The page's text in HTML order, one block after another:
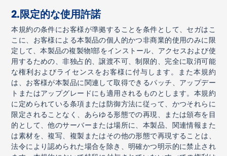
2.限定的な使用許諾
本規約の条件にお客様が準拠することを条件として、セガはこ
こに、お客様による本製品の個人的かつ非商業的使用のみに限
定して、本製品の複製物1部をインストール、アクセスおよび使
用するための、非独占的、譲渡不可、制限的、完全に取消可能
な権利およびライセンスをお客様に付与します。また本規約
は、お客様が本製品に関連して取得できるパッチ、アップデー
トまたはアップグレードにも適用されるものとします。本規約
に定められている条項または防御方法に従って、かつそれらに
限定されることなく、あらゆる形態での再現、または頒布を目
的として、他のサーバーまたは場所に、本製品、関連情報また
は素材を、複写、複製またはその他の形態で再現することは、
法令により認められた場合を除き、明確かつ明示的に禁止され